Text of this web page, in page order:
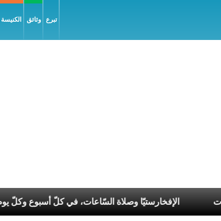
وثائق تبرع
الإفخارستيّا وصلاة السّاعات، في كلّ الانقسامات